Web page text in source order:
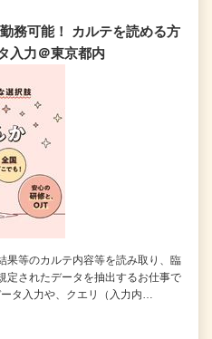
務可能！ カルテを読める方
入力＠東京都内
果等のカルテ内容等を読み取り、臨
定されたデータを抽出するお仕事で
タ入力や、クエリ（入力内…